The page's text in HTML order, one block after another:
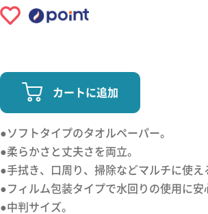
カートに追加
●ソフトタイプのタオルペーパー。
●柔らかさと丈夫さを両立。
●手拭き、口周り、掃除などマルチに使え
●フィルム包装タイプで水回りの使用に安
●中判サイズ。